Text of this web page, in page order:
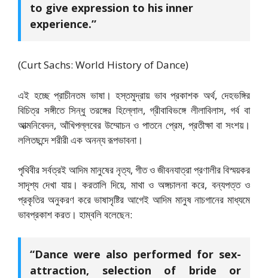
to give expression to his inner
experience.”
(Curt Sachs: World History of Dance)
এই হচ্ছে প্রাচীনতম ভাষা। হস্তমুদ্রায় ভাব প্রকাশক অর্থ, দেহভঙ্গির
বিচিত্র সঙ্গীতে সিন্ধু তরঙ্গের হিল্লোল, গ্রীবাবিভঙ্গে লীলাবিলাস, গর্ব বা
আত্মনিবেদন, আঁখিপল্লবের উম্মোচন ও পাতনে প্রেম, প্রতীক্ষা বা সংশয়।
ললিতছন্দে শরীরী এক অনন্য রূপভাবনা।
পৃথিবীর সর্বত্রই আদিম মানুষের নৃত্য, গীত ও জীবনযাত্রা প্রণালীর বিস্ময়কর
সাদৃশ্য দেখা যায়। করতালি দিয়ে, মাথা ও অঙ্গচালনা করে, বন্যপত্ত ও
প্রকৃতির অনুকরণ করে ভাষাসৃষ্টির আগেই আদিম মানুষ নাচগানের মাধ্যমে
ভাবপ্রকাশ করত। হাম্বলি বলেছেন:
“Dance were also performed for sex-
attraction, selection of bride or